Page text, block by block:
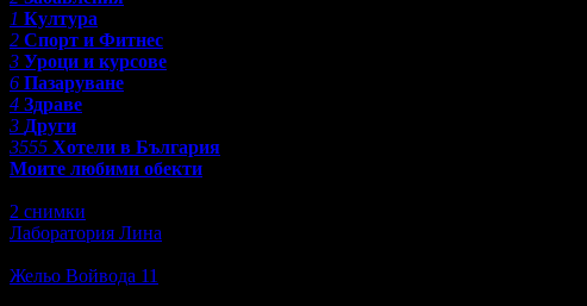
1 Култура
2 Спорт и Фитнес
3 Уроци и курсове
6 Пазаруване
4 Здраве
3 Други
3555 Хотели в България
Моите любими обекти
2 снимки
Лаборатория Лина
Жельо Войвода 11